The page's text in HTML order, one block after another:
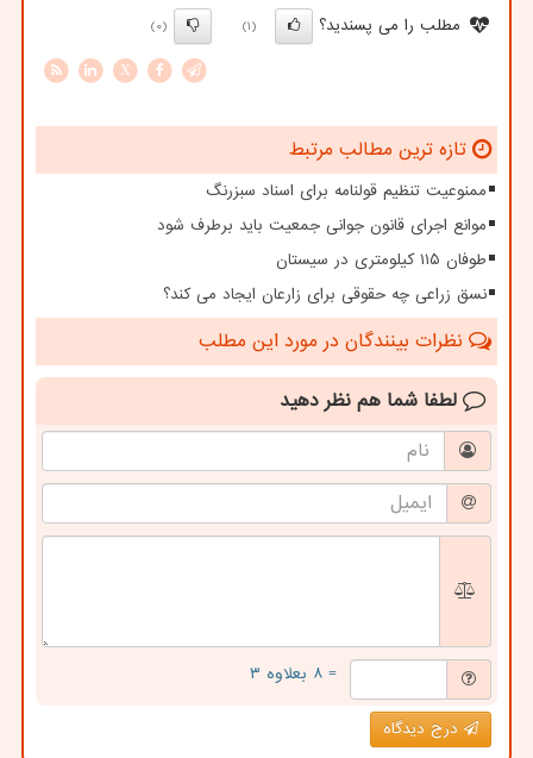
مطلب را می پسندید؟
(1)
(0)
X
تازه ترین مطالب مرتبط
ممنوعیت تنظیم قولنامه برای اسناد سبزرنگ
موانع اجرای قانون جوانی جمعیت باید برطرف شود
طوفان ۱۱۵ کیلومتری در سیستان
نسق زراعی چه حقوقی برای زارعان ایجاد می کند؟
نظرات بینندگان در مورد این مطلب
لطفا شما هم نظر دهید
= ۸ بعلاوه ۳
درج دیدگاه